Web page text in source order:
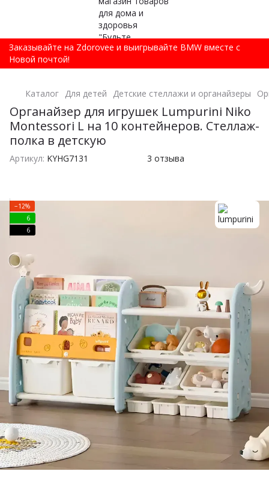
Заказывайте на Zdorovee и выигрывайте BMW вместе с
Новой почтой!
Каталог Для детей Детские стеллажи и органайзеры
Органайзер для игрушек Lumpurini Niko
Montessori L на 10 контейнеров. Стеллаж-
полка в детскую
Артикул: KYHG7131 3 отзыва
−12%
6
6